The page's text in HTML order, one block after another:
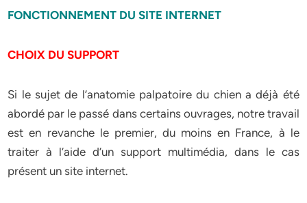
FONCTIONNEMENT DU SITE INTERNET
CHOIX DU SUPPORT
Si le sujet de l’anatomie palpatoire du chien a déjà été
abordé par le passé dans certains ouvrages, notre travail
est en revanche le premier, du moins en France, à le
traiter à l’aide d’un support multimédia, dans le cas
présent un site internet.